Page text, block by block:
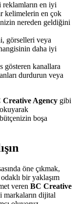
reklamların en iyi
kelimelerin en çok
nereden geldiğini
görselleri veya
daha iyi
gösteren kanallara
durdurun veya
Creative Agency gibi
boşa
öne çıkmak,
bir yaklaşım
veren BC Creative
markaların dijital